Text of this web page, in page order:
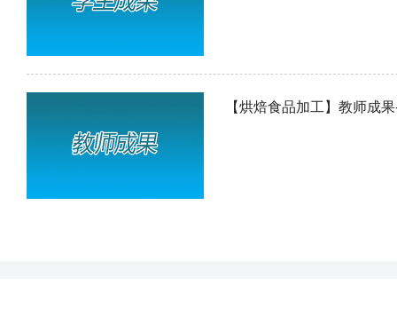
【烘焙食品加工】教师成